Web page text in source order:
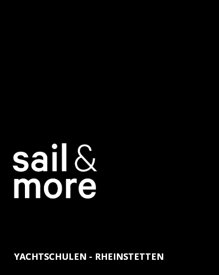
YACHTSCHULEN - RHEINSTETTEN